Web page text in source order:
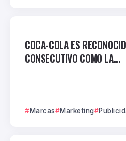
COCA-COLA ES
CONSECUTIVO COMO LA...
Marcas Marketing